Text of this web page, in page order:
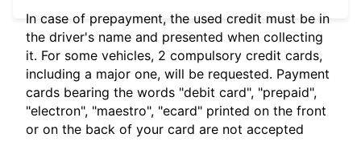
In case of prepayment, the used credit must be in
the driver's name and presented when collecting
it. For some vehicles, 2 compulsory credit cards,
including a major one, will be requested. Payment
cards bearing the words "debit card", "prepaid",
"electron", "maestro", "ecard" printed on the front
or on the back of your card are not accepted